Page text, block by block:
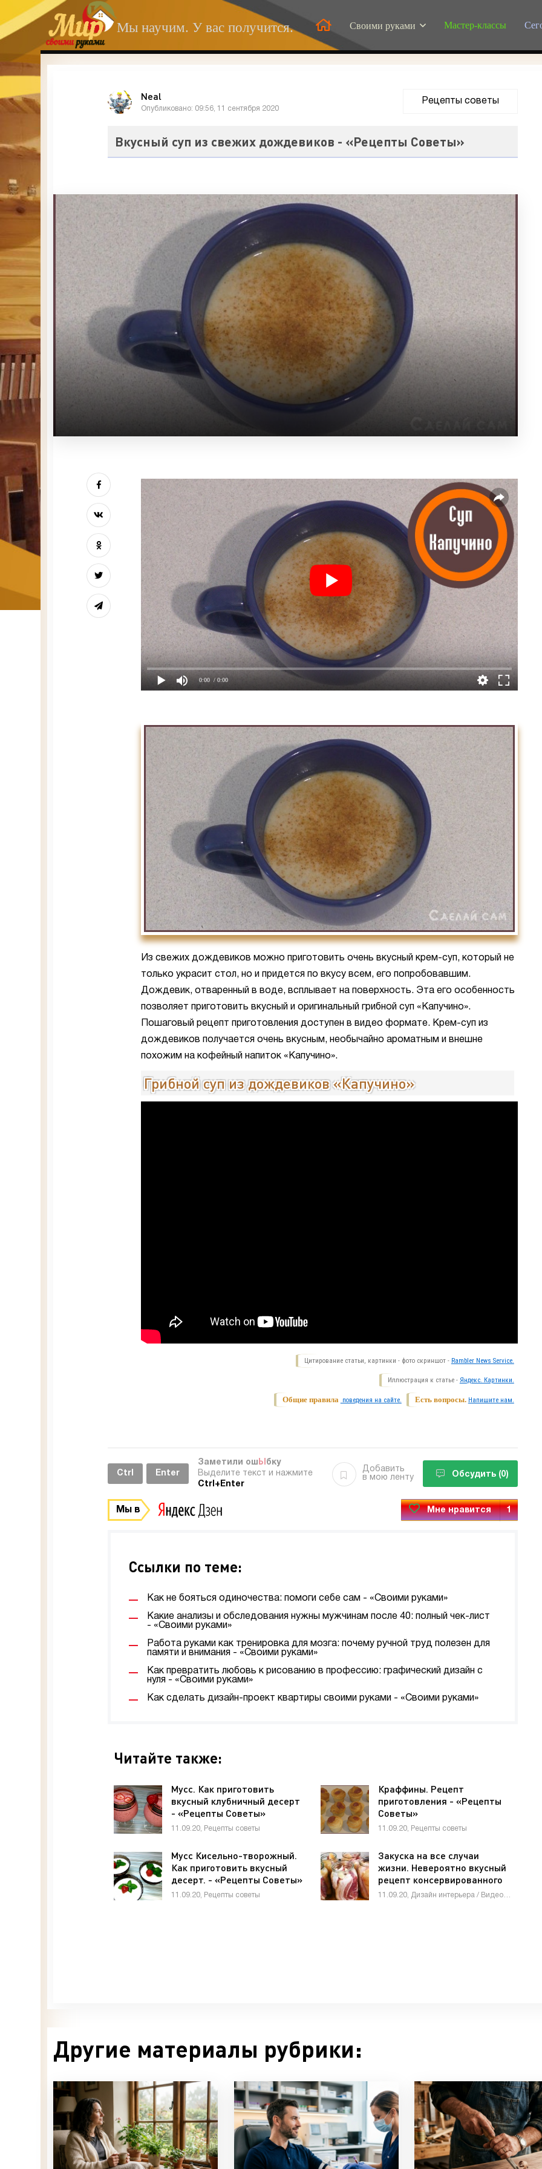
Мы научим. У вас получится. Своими руками Мастер-классы
Neal
Опубликовано: 09:56, 11 сентября 2020
Рецепты советы
Вкусный суп из свежих дождевиков - «Рецепты Советы»
0:00 / 0:00
Из свежих дождевиков можно приготовить очень вкусный крем-суп, который не
только украсит стол, но и придется по вкусу всем, его попробовавшим.
Дождевик, отваренный в воде, всплывает на поверхность. Эта его особенность
позволяет приготовить вкусный и оригинальный грибной суп «Капучино».
Пошаговый рецепт приготовления доступен в видео формате. Крем-суп из
дождевиков получается очень вкусным, необычайно ароматным и внешне
похожим на кофейный напиток «Капучино».
Грибной суп из дождевиков «Капучино»
Цитирование статьи, картинки - фото скриншот - Rambler News Service.
Иллюстрация к статье - Яндекс. Картинки.
Есть вопросы. Напишите нам.
Общие правила поведения на сайте.
Ctrl Enter
Заметили ош Ы бку
Выделите текст и нажмите
Ctrl+Enter
Добавить
в мою ленту
Обсудить (0)
Мы в Мне нравится 1
Ссылки по теме:
Как не бояться одиночества: помоги себе сам - «Своими руками»
Какие анализы и обследования нужны мужчинам после 40: полный чек-лист
- «Своими руками»
Работа руками как тренировка для мозга: почему ручной труд полезен для
памяти и внимания - «Своими руками»
Как превратить любовь к рисованию в профессию: графический дизайн с
нуля - «Своими руками»
Как сделать дизайн-проект квартиры своими руками - «Своими руками»
Читайте также:
Мусс. Как приготовить
вкусный клубничный десерт
- «Рецепты Советы»
11.09.20, Рецепты советы
Краффины. Рецепт
приготовления - «Рецепты
Советы»
11.09.20, Рецепты советы
Мусс Кисельно-творожный.
Как приготовить вкусный
десерт. - «Рецепты Советы»
11.09.20, Рецепты советы
Закуска на все случаи
жизни. Невероятно вкусный
рецепт консервированного
сала в рассоле - «Мастер-
Другие материалы рубрики: